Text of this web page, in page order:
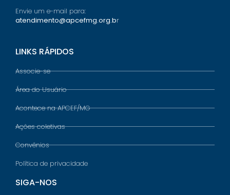
Envie um e-mail para:
atendimento@apcefmg.org.br
LINKS RÁPIDOS
Associe-se
Área do Usuário
Acontece na APCEF/MG
Ações coletivas
Convênios
Política de privacidade
SIGA-NOS